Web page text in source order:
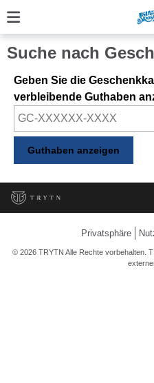
Suche nach
Geben Sie die
verbleibende Guthaben
Privatsphäre
© 2026 TRYTN Alle Rechte vorbehalten.